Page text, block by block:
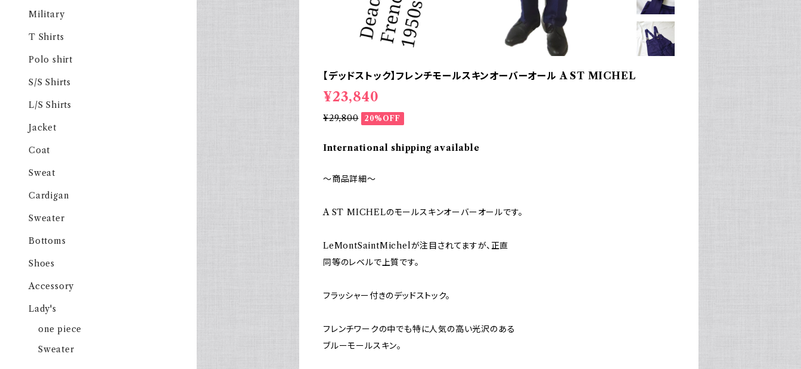
【デッドストック】フレンチモールスキンオーバーオール A ST MICHEL
¥23,840
¥29,800 20%OFF
International shipping available
～商品詳細～
A ST MICHELのモールスキンオーバーオールです。
LeMontSaintMichelが注目されてますが、正直
同等のレベルで上質です。
フラッシャー付きのデッドストック。
フレンチワークの中でも特に人気の高い光沢のある
ブルーモールスキン。
Military
T Shirts
Polo shirt
S/S Shirts
L/S Shirts
Jacket
Coat
Sweat
Cardigan
Sweater
Bottoms
Shoes
Accessory
Lady's
one piece
Sweater